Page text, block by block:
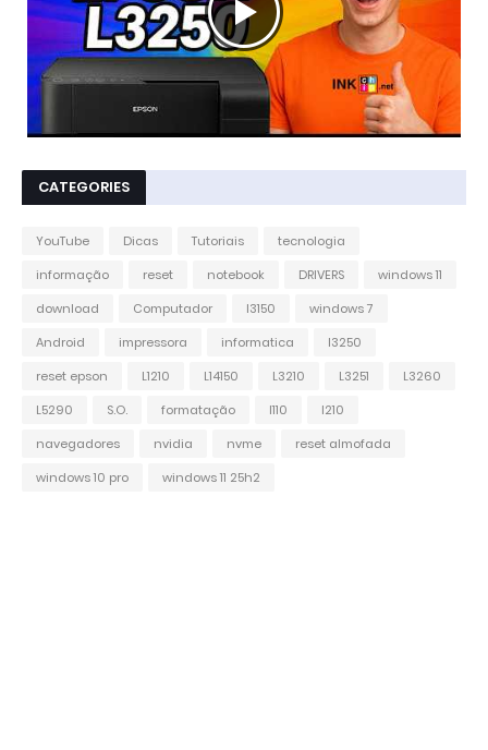
CATEGORIES
YouTube Dicas Tutoriais
tecnologia
informação
reset notebook DRIVERS
windows 11
download
Computador l3150
windows 7
Android
impressora informatica
l3250
reset epson
L1210 L14150 L3210 L3251
L3260
L5290
S.O. formatação l110
l210
navegadores
nvidia nvme
reset almofada
windows 10 pro
windows 11 25h2